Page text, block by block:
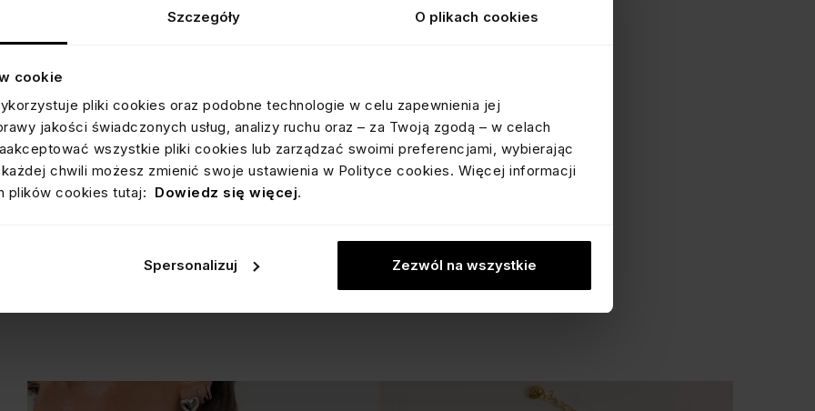
Szczegóły O plikach cookies
cookie
pliki cookies oraz podobne technologie w celu zapewnienia jej
jakości świadczonych usług, analizy ruchu oraz – za Twoją zgodą – w celach
wszystkie pliki cookies lub zarządzać swoimi preferencjami, wybierając
chwili możesz zmienić swoje ustawienia w Polityce cookies. Więcej informacji
plików cookies tutaj: Dowiedz się więcej.
Spersonalizuj Zezwól na wszystkie
ze stali chirurgicznej są wartościową
Podsumowanie
a srebrem zależy od indywidualnych preferencji, potrzeb oraz budżetu. Stal
hipoalergiczność oraz atrakcyjność cenową, co czyni ją interesującą
strony, srebro zawsze będzie klasycznym wyborem, cenionym za swój
warto rozważyć, jakie cechy są dla nas najważniejsze. Czy stawiamy na trwałość i